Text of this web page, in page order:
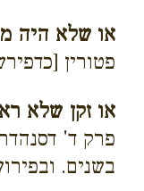
או שלא היה
פטורין
או זקן שלא
פרק ד'
בשנים.